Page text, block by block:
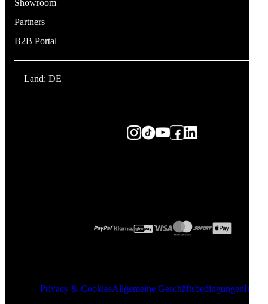
Showroom
Partners
B2B Portal
Land: DE
Privacy & CookiesAllgemeine Geschäftsbedingungen